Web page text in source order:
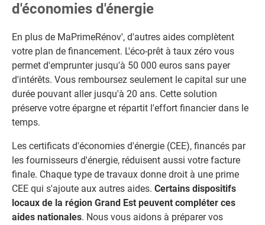
d'économies d'énergie
En plus de MaPrimeRénov', d'autres aides complètent
votre plan de financement. L'éco-prêt à taux zéro vous
permet d'emprunter jusqu'à 50 000 euros sans payer
d'intérêts. Vous remboursez seulement le capital sur une
durée pouvant aller jusqu'à 20 ans. Cette solution
préserve votre épargne et répartit l'effort financier dans le
temps.
Les certificats d'économies d'énergie (CEE), financés par
les fournisseurs d'énergie, réduisent aussi votre facture
finale. Chaque type de travaux donne droit à une prime
CEE qui s'ajoute aux autres aides. Certains dispositifs
locaux de la région Grand Est peuvent compléter ces
aides nationales. Nous vous aidons à préparer vos